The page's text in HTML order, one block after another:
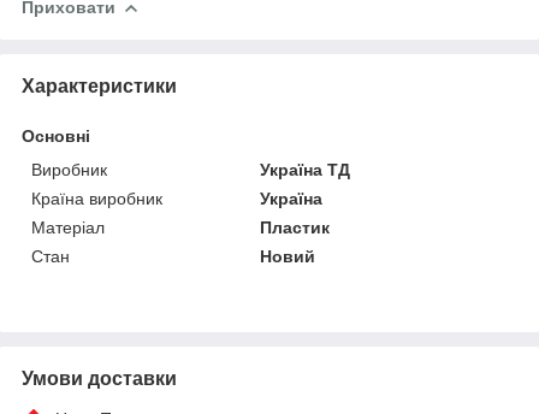
Приховати
Характеристики
Основні
Виробник
Україна ТД
Країна виробник
Україна
Матеріал
Пластик
Стан
Новий
Умови доставки